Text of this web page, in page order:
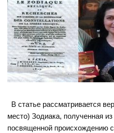
В статье рассматривается
место) Зодиака, полученная
посвященной происхождению